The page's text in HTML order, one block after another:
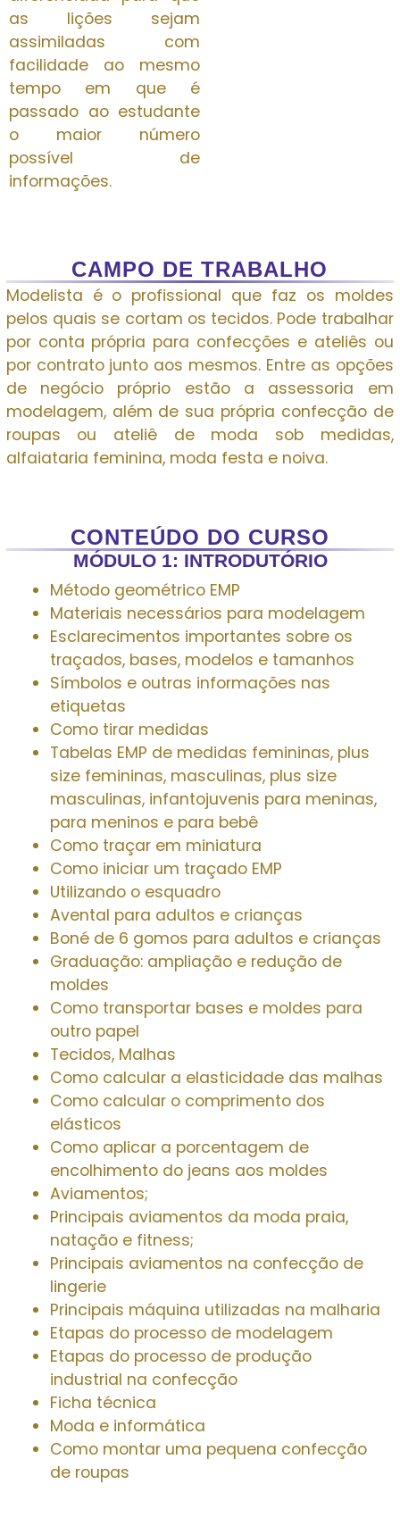
as lições sejam
assimiladas com
facilidade ao mesmo
tempo em que é
passado ao estudante
o maior número
possível de
informações.
CAMPO DE TRABALHO
Modelista é o profissional que faz os moldes
pelos quais se cortam os tecidos. Pode trabalhar
por conta própria para confecções e ateliês ou
por contrato junto aos mesmos. Entre as opções
de negócio próprio estão a assessoria em
modelagem, além de sua própria confecção de
roupas ou ateliê de moda sob medidas,
alfaiataria feminina, moda festa e noiva.
CONTEÚDO DO CURSO
MÓDULO 1: INTRODUTÓRIO
Método geométrico EMP
Materiais necessários para modelagem
Esclarecimentos importantes sobre os
traçados, bases, modelos e tamanhos
Símbolos e outras informações nas
etiquetas
Como tirar medidas
Tabelas EMP de medidas femininas, plus
size femininas, masculinas, plus size
masculinas, infantojuvenis para meninas,
para meninos e para bebê
Como traçar em miniatura
Como iniciar um traçado EMP
Utilizando o esquadro
Avental para adultos e crianças
Boné de 6 gomos para adultos e crianças
Graduação: ampliação e redução de
moldes
Como transportar bases e moldes para
outro papel
Tecidos, Malhas
Como calcular a elasticidade das malhas
Como calcular o comprimento dos
elásticos
Como aplicar a porcentagem de
encolhimento do jeans aos moldes
Aviamentos;
Principais aviamentos da moda praia,
natação e fitness;
Principais aviamentos na confecção de
lingerie
Principais máquina utilizadas na malharia
Etapas do processo de modelagem
Etapas do processo de produção
industrial na confecção
Ficha técnica
Moda e informática
Como montar uma pequena confecção
de roupas